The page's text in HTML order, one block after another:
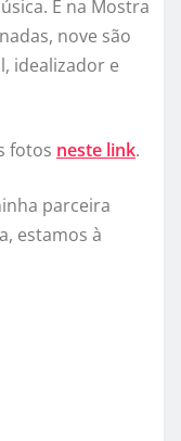
E na Mostra
nove são
idealizador e
fotos neste link.
parceira
estamos à